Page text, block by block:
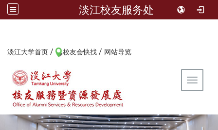
淡江校友服务处
淡江大学首页 / 校友会快找 / 网站导览
Toggle